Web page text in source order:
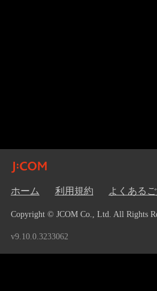
ホーム 利用規約 よくある
Copyright © JCOM Co., Ltd. All Rights
v9.10.0.3233062